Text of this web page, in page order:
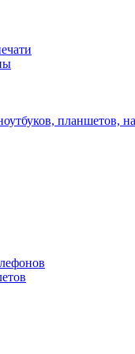
планшетов,